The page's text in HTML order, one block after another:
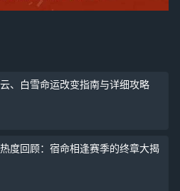
、白雪命运改变指南与详细攻略
度回顾：宿命相逢赛季的终章大揭